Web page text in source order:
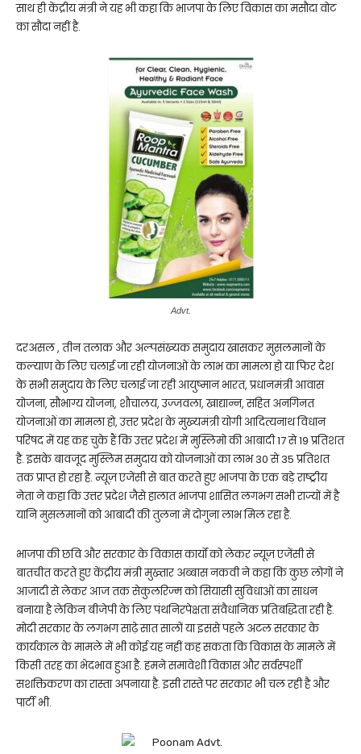
साथ ही केंद्रीय मंत्री ने यह भी कहा कि भाजपा के लिए विकास का मसौदा वोट
का सौदा नहीं है.
Advt.
दरअसल , तीन तलाक और अल्पसंख्यक समुदाय खासकर मुसलमानों के
कल्याण के लिए चलाई जा रही योजनाओं के लाभ का मामला हो या फिर देश
के सभी समुदाय के लिए चलाई जा रही आयुष्मान भारत, प्रधानमंत्री आवास
योजना, सौभाग्य योजना, शौचालय, उज्‍जवला, खाद्यान्न, सहित अनगिनत
योजनाओं का मामला हो, उत्तर प्रदेश के मुख्यमंत्री योगी आदित्यनाथ विधान
परिषद में यह कह चुके हैं कि उत्तर प्रदेश में मुस्लिमो की आबादी 17 से 19 प्रतिशत
है. इसके बावजूद मुस्लिम समुदाय को योजनाओं का लाभ 30 से 35 प्रतिशत
तक प्राप्त हो रहा है. न्यूज़ एजेंसी से बात करते हुए भाजपा के एक बड़े राष्ट्रीय
नेता ने कहा कि उत्तर प्रदेश जैसे हालात भाजपा शासित लगभग सभी राज्यों में है
यानि मुसलमानों को आबादी की तुलना में दोगुना लाभ मिल रहा है.
भाजपा की छवि और सरकार के विकास कार्यों को लेकर न्यूज़ एजेंसी से
बातचीत करते हुए केंद्रीय मंत्री मुख्तार अब्बास नकवी ने कहा कि कुछ लोगों ने
आजादी से लेकर आज तक सेकुलरिज्म को सियासी सुविधाओं का साधन
बनाया है लेकिन बीजेपी के लिए पंथनिरपेक्षता संवैधानिक प्रतिबद्धिता रही है.
मोदी सरकार के लगभग साढ़े सात सालों या इससे पहले अटल सरकार के
कार्यकाल के मामले में भी कोई यह नहीं कह सकता कि विकास के मामले में
किसी तरह का भेदभाव हुआ है. हमने समावेशी विकास और सर्वस्पर्शी
सशक्तिकरण का रास्ता अपनाया है. इसी रास्ते पर सरकार भी चल रही है और
पार्टी भी.